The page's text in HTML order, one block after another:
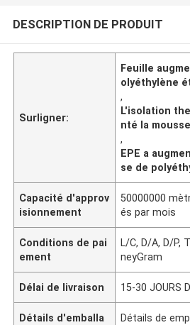
DESCRIPTION DE PRODUIT
Surligner:
Feuille
olyéthylène
,
L'isolation
nté la
,
EPE a
se de
Capacité d'approv
isionnement
50000000
és par mois
Conditions de pai
ement
L/C, D/A, D/P,
neyGram
Délai de livraison 15-30 JOURS
Détails d'emballa
Détails de